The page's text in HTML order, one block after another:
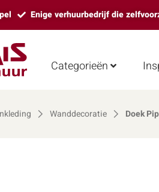
Enige verhuurbedrijf die
Categorieën
Wanddecoratie Doek